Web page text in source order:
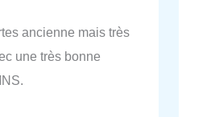
ancienne mais très
une très bonne